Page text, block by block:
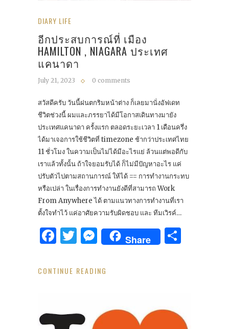
DIARY LIFE
อีกประสบการณ์ที่ เมือง
HAMILTON , NIAGARA ประเทศ
แคนาดา
July 21, 2023 0 comments
สวัสดีครับ วันนี้ฝนตกริมหน้าต่าง ก็เลยมานั่งอัฟเดท
ชีวิตช่วงนี้ ผมและภรรยาได้มีโอกาสเดินทางมายัง
ประเทศแคนาดา ครั้งแรก ตลอดระยะเวลา 1 เดือนครึ่ง
ได้มาเจอการใช้ชีวิตที่ timezone ช้ากว่าประเทศไทย
11 ชั่วโมง ในความเป็นไม่ได้มีอะไรแย่ ล้วนแต่พอดีกับ
เราแล้วทั้งนั้น ถ้าใจยอมรับได้ ก็ไม่มีปัญหาอะไร แค่
ปรับตัวไปตามสถานการณ์ ให้ได้ == การทำงานกระทบ
หรือเปล่า ในเรื่องการทำงานยังดีที่สามารถ Work
From Anywhere ได้ ตามแนวทางการทำงานที่เรา
ตั้งใจทำไว้ แค่อาศัยความรับผิดชอบ และ ทีมเวิรค์…
Facebook
Twitter
Messenger
Share
CONTINUE READING